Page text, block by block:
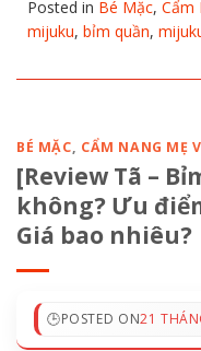
Posted in Bé Mặc, Cẩm
mijuku, bỉm quần,
BÉ MẶC, CẨM NANG MẸ
[Review Tã –
không? Ưu
Giá bao nhiêu?
POSTED ON21